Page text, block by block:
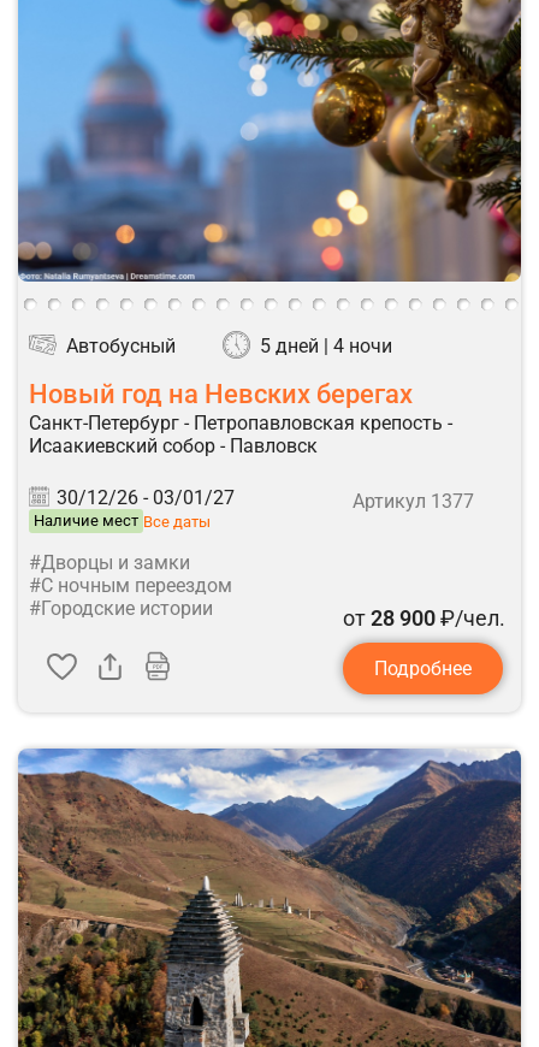
Автобусный 5 дней | 4 ночи
Новый год на Невских берегах
Санкт-Петербург - Петропавловская крепость -
Исаакиевский собор - Павловск
30/12/26 - 03/01/27
Наличие мест Все даты
Артикул 1377
#Дворцы и замки
#С ночным переездом
#Городские истории
от28 900₽/чел.
Подробнее